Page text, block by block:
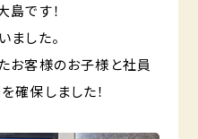
島です！
ました。
お客様のお子様と社員
確保しました！